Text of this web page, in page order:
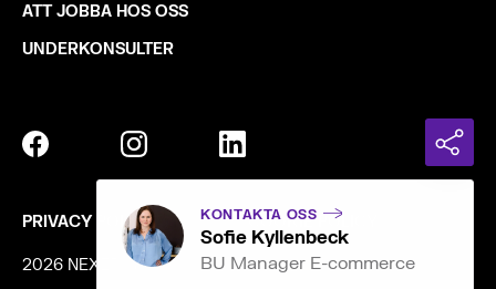
KONTAKTA OSS
Sofie Kyllenbeck
BU Manager E-commerce
ATT JOBBA HOS OSS
UNDERKONSULTER
PRIVACY POLICY COOKIE POLICY
2026 NEXER GROUP